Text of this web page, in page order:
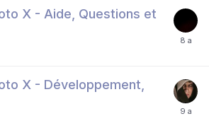
X - Aide, Questions et
X - Développement,